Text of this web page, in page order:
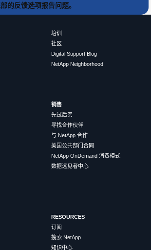
的反馈选项报告问题。
培训
社区
Digital Support Blog
NetApp Neighborhood
销售
先试后买
寻找合作伙伴
与 NetApp 合作
美国公共部门合同
NetApp OnDemand 消费模式
数据远见者中心
RESOURCES
订阅
搜索 NetApp
知识中心